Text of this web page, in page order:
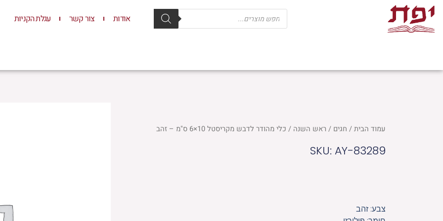
דילוג
לתוכן
Products
search אודות צור קשר עגלת הקניות
עמוד הבית/ חגים / ראש השנה / כלי מהודר לדבש מקריסטל 10×6 ס"מ – זהב
SKU: AY-83289
צבע: זהב